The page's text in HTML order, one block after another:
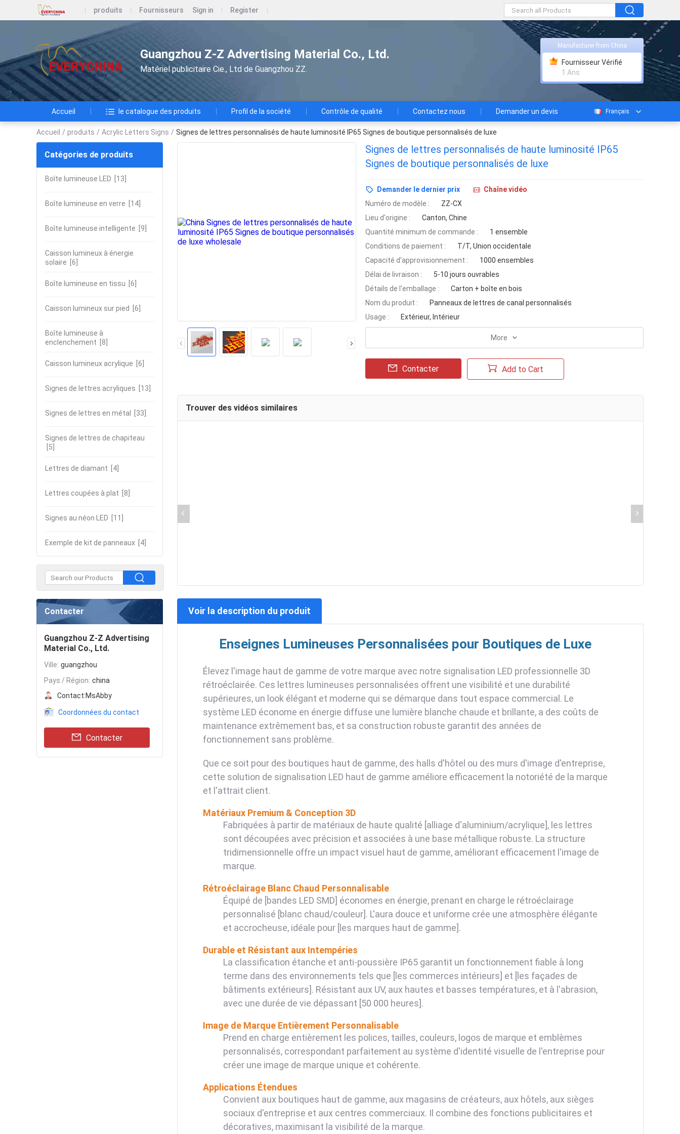
produits Fournisseurs Sign in Register
Guangzhou Z-Z Advertising Material Co., Ltd.
Matériel publicitaire Cie., Ltd de Guangzhou ZZ.
Manufacturer from China
Fournisseur Vérifié
1 Ans
Accueil le catalogue des produits Profil de la société Contrôle de qualité Contactez nous Demander un devis Français
Accueil / produits / Acrylic Letters Signs / Signes de lettres personnalisés de haute luminosité IP65 Signes de boutique personnalisés de luxe
Catégories de produits
Boîte lumineuse LED [13]
Boîte lumineuse en verre [14]
Boîte lumineuse intelligente [9]
Caisson lumineux à énergie
solaire [6]
Boîte lumineuse en tissu [6]
Caisson lumineux sur pied [6]
Boîte lumineuse à
enclenchement [8]
Caisson lumineux acrylique [6]
Signes de lettres acryliques [13]
Signes de lettres en métal [33]
Signes de lettres de chapiteau
[5]
Lettres de diamant [4]
Lettres coupées à plat [8]
Signes au néon LED [11]
Exemple de kit de panneaux [4]
Contacter
Guangzhou Z-Z Advertising
Material Co., Ltd.
Ville: guangzhou
Pays / Région: china
Contact:MsAbby
Coordonnées du contact
Contacter
Signes de lettres personnalisés de haute luminosité IP65
Signes de boutique personnalisés de luxe
Demander le dernier prix
Chaîne vidéo
Numéro de modèle :
ZZ-CX
Lieu d'origine :
Canton, Chine
Quantité minimum de commande :
1 ensemble
Conditions de paiement :
T/T, Union occidentale
Capacité d'approvisionnement :
1000 ensembles
Délai de livraison :
5-10 jours ouvrables
Détails de l'emballage :
Carton + boîte en bois
Nom du produit :
Panneaux de lettres de canal personnalisés
Usage :
Extérieur, Intérieur
More
Contacter Add to Cart
Trouver des vidéos similaires
Voir la description du produit
Enseignes Lumineuses Personnalisées pour Boutiques de Luxe
Élevez l'image haut de gamme de votre marque avec notre signalisation LED professionnelle 3D
rétroéclairée. Ces lettres lumineuses personnalisées offrent une visibilité et une durabilité
supérieures, un look élégant et moderne qui se démarque dans tout espace commercial. Le
système LED économe en énergie diffuse une lumière blanche chaude et brillante, a des coûts de
maintenance extrêmement bas, et sa construction robuste garantit des années de
fonctionnement sans problème.
Que ce soit pour des boutiques haut de gamme, des halls d'hôtel ou des murs d'image d'entreprise,
cette solution de signalisation LED haut de gamme améliore efficacement la notoriété de la marque
et l'attrait client.
Matériaux Premium & Conception 3D
Fabriquées à partir de matériaux de haute qualité [alliage d'aluminium/acrylique], les lettres
sont découpées avec précision et associées à une base métallique robuste. La structure
tridimensionnelle offre un impact visuel haut de gamme, améliorant efficacement l'image de
marque.
Rétroéclairage Blanc Chaud Personnalisable
Équipé de [bandes LED SMD] économes en énergie, prenant en charge le rétroéclairage
personnalisé [blanc chaud/couleur]. L'aura douce et uniforme crée une atmosphère élégante
et accrocheuse, idéale pour [les marques haut de gamme].
Durable et Résistant aux Intempéries
La classification étanche et anti-poussière IP65 garantit un fonctionnement fiable à long
terme dans des environnements tels que [les commerces intérieurs] et [les façades de
bâtiments extérieurs]. Résistant aux UV, aux hautes et basses températures, et à l'abrasion,
avec une durée de vie dépassant [50 000 heures].
Image de Marque Entièrement Personnalisable
Prend en charge entièrement les polices, tailles, couleurs, logos de marque et emblèmes
personnalisés, correspondant parfaitement au système d'identité visuelle de l'entreprise pour
créer une image de marque unique et cohérente.
Applications Étendues
Convient aux boutiques haut de gamme, aux magasins de créateurs, aux hôtels, aux sièges
sociaux d'entreprise et aux centres commerciaux. Il combine des fonctions publicitaires et
décoratives, maximisant la visibilité de la marque.